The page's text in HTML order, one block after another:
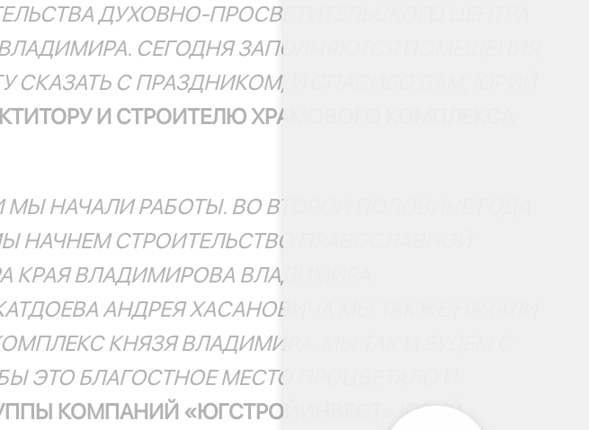
ДУХОВНО-ПРОСВЕТИТЕЛЬСКОГО ЦЕНТРА
СЕГОДНЯ ЗАПОЛНЯЮТСЯ ПОМЕЩЕНИЯ,
С ПРАЗДНИКОМ, И СПАСИБО ВАМ, ЮРИЙ
И СТРОИТЕЛЮ ХРАМОВОГО КОМПЛЕКСА
НАЧАЛИ РАБОТЫ. ВО ВТОРОЙ ПОЛОВИНЕ ГОДА
НАЧНЕМ СТРОИТЕЛЬСТВО ПРАВОСЛАВНОЙ
КРАЯ ВЛАДИМИРОВА ВЛАДИМИРА
АНДРЕЯ ХАСАНОВИЧА МЫ ТАКЖЕ НАЧАЛИ
КНЯЗЯ ВЛАДИМИРА. МЫ ТАК И БУДЕМ С
ЭТО БЛАГОСТНОЕ МЕСТО ПРОЦВЕТАЛО И
КОМПАНИЙ «ЮГСТРОЙИНВЕСТ» ЮРИЙ